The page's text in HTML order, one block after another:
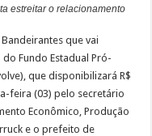
estreitar o relacionamento
que vai
Fundo Estadual Pró-
que disponibilizará R$
feira (03) pelo secretário
Econômico, Produção
e o prefeito de